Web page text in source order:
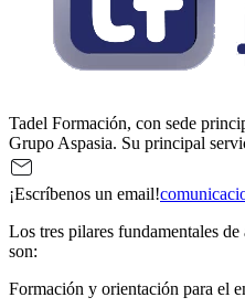
Tadel Formación, con sede
Grupo Aspasia. Su principal
¡Escríbenos un email!
Los tres pilares fundamentales
son:
Formación y orientación para el